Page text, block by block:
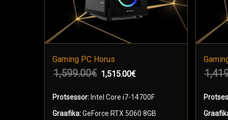
Gaming PC Horus
1,599.00€ 1,515.00€
Protsessor: Intel Core i7-14700F
Graafika:GeForce RTX 5060 8GB